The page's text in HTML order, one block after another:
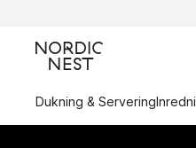
Dukning & Servering